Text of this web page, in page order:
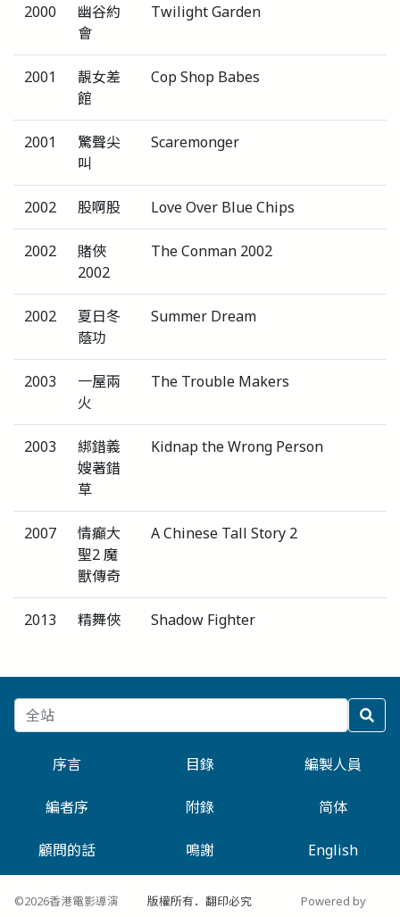
2000
幽谷約
會
Twilight Garden
2001
靚女差
館
Cop Shop Babes
2001
驚聲尖
叫
Scaremonger
2002 股啊股 Love Over Blue Chips
2002
賭俠
2002
The Conman 2002
2002
夏日冬
蔭功
Summer Dream
2003
一屋兩
火
The Trouble Makers
2003
綁錯義
嫂著錯
草
Kidnap the Wrong Person
2007
情癲大
聖2 魔
獸傳奇
A Chinese Tall Story 2
2013 精舞俠 Shadow Fighter
序言 目錄 編製人員
編者序 附錄 简体
顧問的話 鳴謝 English
©2026香港電影導演
版權所有．翻印必究
Powered by